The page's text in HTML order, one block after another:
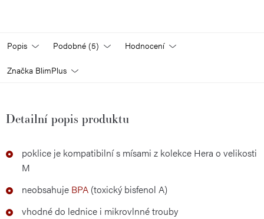
Popis Podobné (5) Hodnocení
Značka BlimPlus
Detailní popis produktu
poklice je kompatibilní s mísami z kolekce Hera o velikosti
M
neobsahuje BPA (toxický bisfenol A)
vhodné do lednice i mikrovlnné trouby